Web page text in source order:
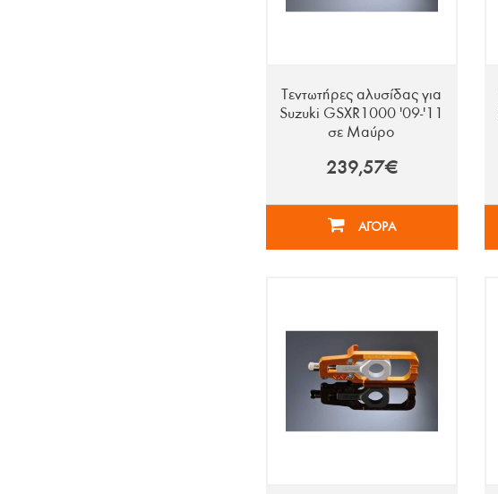
Τεντωτήρες αλυσίδας για
Suzuki GSXR1000 '09-'11
σε Μαύρο
239,57€
ΑΓΟΡΑ